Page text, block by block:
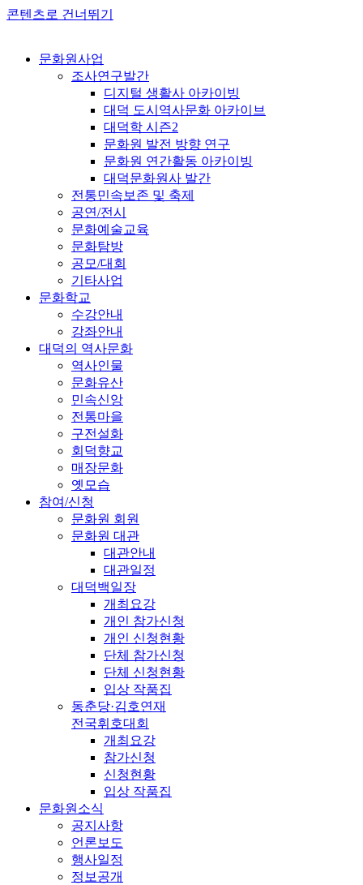
콘텐츠로 건너뛰기
문화원사업
조사연구발간
디지털 생활사 아카이빙
대덕 도시역사문화 아카이브
대덕학 시즌2
문화원 발전 방향 연구
문화원 연간활동 아카이빙
대덕문화원사 발간
전통민속보존 및 축제
공연/전시
문화예술교육
문화탐방
공모/대회
기타사업
문화학교
수강안내
강좌안내
대덕의 역사문화
역사인물
문화유산
민속신앙
전통마을
구전설화
회덕향교
매장문화
옛모습
참여/신청
문화원 회원
문화원 대관
대관안내
대관일정
대덕백일장
개최요강
개인 참가신청
개인 신청현황
단체 참가신청
단체 신청현황
입상 작품집
동춘당·김호연재
전국휘호대회
개최요강
참가신청
신청현황
입상 작품집
문화원소식
공지사항
언론보도
행사일정
정보공개